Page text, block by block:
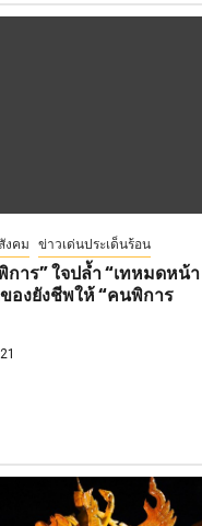
งคม ข่าวเด่นประเด็นร้อน
าร” ใจปล้ำ “เทหมดหน้า
องยังชีพให้ “คนพิการ